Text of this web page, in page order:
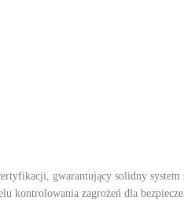
gwarantujący solidny system
kontrolowania zagrożeń dla